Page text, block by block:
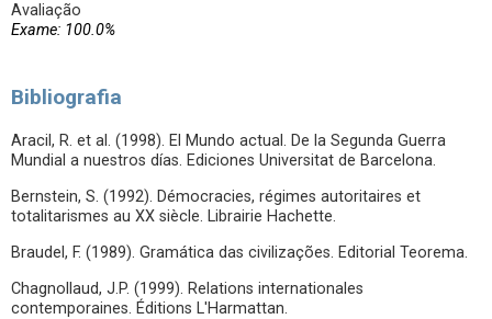
Avaliação
Exame: 100.0%
Bibliografia
Aracil, R. et al. (1998). El Mundo actual. De la Segunda Guerra
Mundial a nuestros días. Ediciones Universitat de Barcelona.
Bernstein, S. (1992). Démocracies, régimes autoritaires et
totalitarismes au XX siècle. Librairie Hachette.
Braudel, F. (1989). Gramática das civilizações. Editorial Teorema.
Chagnollaud, J.P. (1999). Relations internationales
contemporaines. Éditions L'Harmattan.